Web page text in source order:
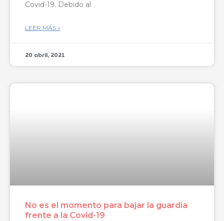
Covid-19. Debido al
LEER MÁS »
20 abril, 2021
No es el momento para bajar la guardia
frente a la Covid-19